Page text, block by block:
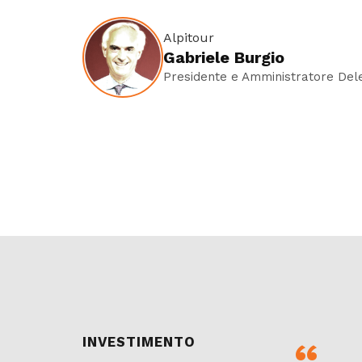
Alpitour
Gabriele Burgio
Presidente e Amministratore
INVESTIMENTO